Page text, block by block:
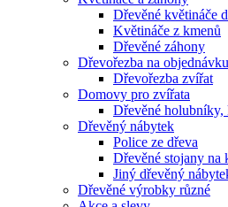
Dřevěné květináče
Květináče z kmenů
Dřevěné záhony
Dřevořezba na objednávku
Dřevořezba zvířat
Domovy pro zvířata
Dřevěné
Dřevěný nábytek
Police ze dřeva
Dřevěné stojany na
Jiný dřevěný
Dřevěné výrobky různé